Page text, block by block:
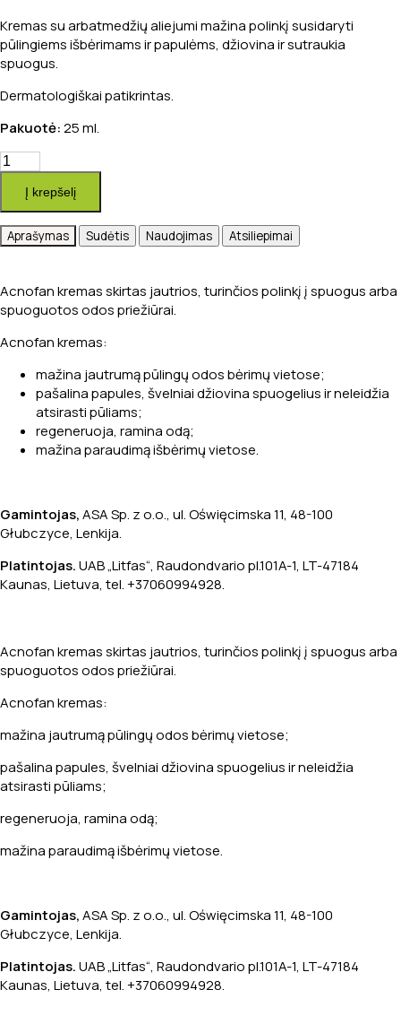
Kremas su arbatmedžių aliejumi mažina polinkį susidaryti
pūlingiems išbėrimams ir papulėms, džiovina ir sutraukia
spuogus.
Dermatologiškai patikrintas.
Pakuotė:25 ml.
produkto
kiekis:
Acnofan
kremas
spuoguotai
Į krepšelį
Aprašymas Sudėtis Naudojimas Atsiliepimai
Acnofan kremas skirtas jautrios, turinčios polinkį į spuogus arba
spuoguotos odos priežiūrai.
Acnofan kremas:
mažina jautrumą pūlingų odos bėrimų vietose;
pašalina papules, švelniai džiovina spuogelius ir neleidžia
atsirasti pūliams;
regeneruoja, ramina odą;
mažina paraudimą išbėrimų vietose.
Gamintojas,ASA Sp. z o.o., ul. Oświęcimska 11, 48-100
Głubczyce, Lenkija.
Platintojas.UAB „Litfas“, Raudondvario pl.101A-1, LT-47184
Kaunas, Lietuva, tel. +37060994928.
Acnofan kremas skirtas jautrios, turinčios polinkį į spuogus arba
spuoguotos odos priežiūrai.
Acnofan kremas:
mažina jautrumą pūlingų odos bėrimų vietose;
pašalina papules, švelniai džiovina spuogelius ir neleidžia
atsirasti pūliams;
regeneruoja, ramina odą;
mažina paraudimą išbėrimų vietose.
Gamintojas,ASA Sp. z o.o., ul. Oświęcimska 11, 48-100
Głubczyce, Lenkija.
Platintojas.UAB „Litfas“, Raudondvario pl.101A-1, LT-47184
Kaunas, Lietuva, tel. +37060994928.